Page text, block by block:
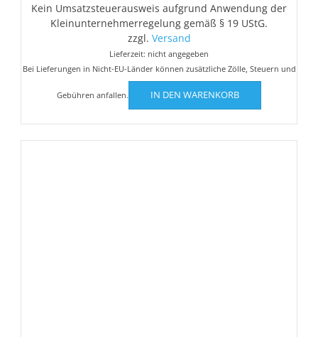
war:
€6,50
ist:
€5,00.
Kein Umsatzsteuerausweis aufgrund Anwendung der
Kleinunternehmerregelung gemäß § 19 UStG.
zzgl. Versand
Lieferzeit: nicht angegeben
Bei Lieferungen in Nicht-EU-Länder können zusätzliche Zölle, Steuern und
Gebühren anfallen. IN DEN WARENKORB